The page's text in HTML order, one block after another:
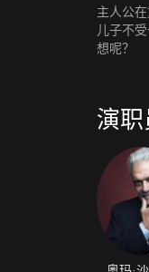
主人公
儿子不
想呢？
演